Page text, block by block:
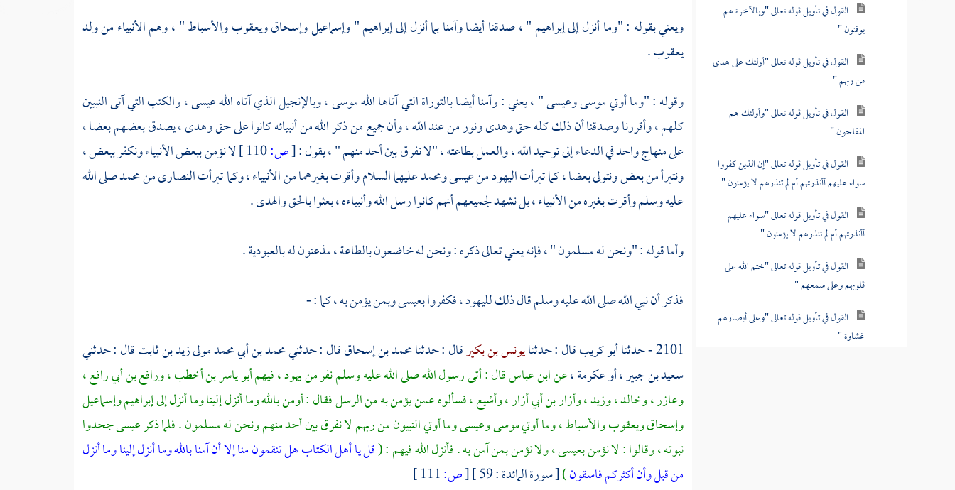
القول في تأويل قوله تعالى "وبالآخرة هم
يوقنون "
القول في تأويل قوله تعالى "أولئك على هدى
من ربهم "
القول في تأويل قوله تعالى "وأولئك هم
المفلحون "
القول في تأويل قوله تعالى "إن الذين كفروا
سواء عليهم أأنذرتهم أم لم تنذرهم لا يؤمنون "
القول في تأويل قوله تعالى "سواء عليهم
أأنذرتهم أم لم تنذرهم لا يؤمنون "
القول في تأويل قوله تعالى "ختم الله على
قلوبهم وعلى سمعهم "
القول في تأويل قوله تعالى "وعلى أبصارهم
غشاوة "
ويعني بقوله : "وما أنزل إلى إبراهيم " ، صدقنا أيضا وآمنا بما أنزل إلىإبراهيم"وإسماعيلوإسحاقويعقوبوالأسباط " ، وهم الأنبياء من ولد
يعقوب.
وقوله : "وما أوتي موسى وعيسى " ، يعني : وآمنا أيضا بالتوراة التي آتاها اللهموسى، وبالإنجيل الذي آتاه اللهعيسى، والكتب التي آتى النبيين
كلهم ، وأقررنا وصدقنا أن ذلك كله حق وهدى ونور من عند الله ، وأن جميع من ذكر الله من أنبيائه كانوا على حق وهدى ، يصدق بعضهم بعضا ،
على منهاج واحد في الدعاء إلى توحيد الله ، والعمل بطاعته ، "لا نفرق بين أحد منهم " ، يقول :[ص:
لا نؤمن ببعض الأنبياء ونكفر ببعض ،
ونتبرأ من بعض ونتولى بعضا ، كما تبرأتاليهودمنعيسىومحمدعليهما السلام وأقرت بغيرهما من الأنبياء ، وكما تبرأتالنصارىمنمحمدصلى الله
عليه وسلم وأقرت بغيره من الأنبياء ، بل نشهد لجميعهم أنهم كانوا رسل الله وأنبياءه ، بعثوا بالحق والهدى .
وأما قوله : "ونحن له مسلمون " ، فإنه يعني تعالى ذكره : ونحن له خاضعون بالطاعة ، مذعنون له بالعبودية .
فذكر أن نبي الله صلى الله عليه وسلم قال ذلكلليهود، فكفروابعيسىوبمن يؤمن به ، كما : -
2101 - حدثنا
أبو كريبقال : حدثنايونس بن بكيرقال : حدثنامحمد بن إسحاققال : حدثنيمحمد بن أبي محمد مولى زيد بن ثابتقال : حدثني
سعيد بن جبير ،أوعكرمة،عنابن عباسقال : أتى رسول الله صلى الله عليه وسلم نفر من يهود ، فيهمأبو ياسر بن أخطب ،ورافع بن أبي رافع ،
وعازر ،وخالد ،وزيد ،وأزار بن أبي أزار ،وأشيع، فسألوه عمن يؤمن به من الرسل فقال : أومن بالله وما أنزل إلينا وما أنزل إلىإبراهيموإسماعيل
وإسحاقويعقوبوالأسباط ، وما أوتيموسىوعيسىوما أوتي النبيون من ربهم لا نفرق بين أحد منهم ونحن له مسلمون . فلما ذكرعيسىجحدوا
نبوته ، وقالوا : لا نؤمنبعيسى، ولا نؤمن بمن آمن به . فأنزل الله فيهم : (قل يا أهل الكتاب هل تنقمون منا إلا أن آمنا بالله وما أنزل إلينا وما أنزل
من قبل وأن أكثركم فاسقون)[ سورة المائدة : 59 ] [ص: